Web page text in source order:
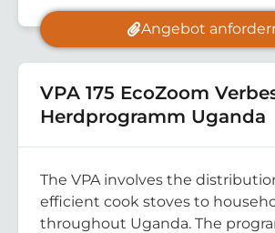
Angebot
VPA 175 EcoZoom
Herdprogramm Uganda
The VPA involves the
efficient cook stoves to
throughout Uganda. The